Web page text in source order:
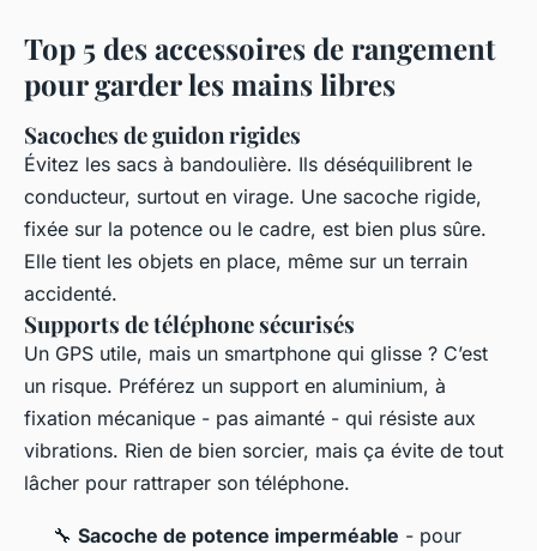
Top 5 des accessoires de rangement
pour garder les mains libres
Sacoches de guidon rigides
Évitez les sacs à bandoulière. Ils déséquilibrent le
conducteur, surtout en virage. Une sacoche rigide,
fixée sur la potence ou le cadre, est bien plus sûre.
Elle tient les objets en place, même sur un terrain
accidenté.
Supports de téléphone sécurisés
Un GPS utile, mais un smartphone qui glisse ? C’est
un risque. Préférez un support en aluminium, à
fixation mécanique - pas aimanté - qui résiste aux
vibrations. Rien de bien sorcier, mais ça évite de tout
lâcher pour rattraper son téléphone.
🔧 Sacoche de potence imperméable - pour